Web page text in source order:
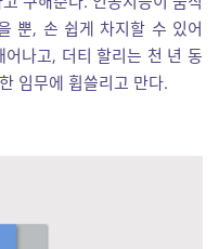
뿐, 손 쉽게 차지할 수 있어
나고, 더티 할리는 천 년 동
임무에 휩쓸리고 만다.